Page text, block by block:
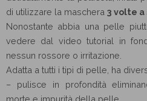
di utilizzare la maschera 3 volte
Nonostante abbia una pelle
vedere dal video tutorial in
nessun rossore o irritazione.
Adatta a tutti i tipi di pelle, ha
– pulisce in profondità
morte e impurità della pelle